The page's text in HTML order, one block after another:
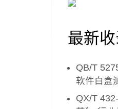
最新
QB/T
软件白盒
QX/T